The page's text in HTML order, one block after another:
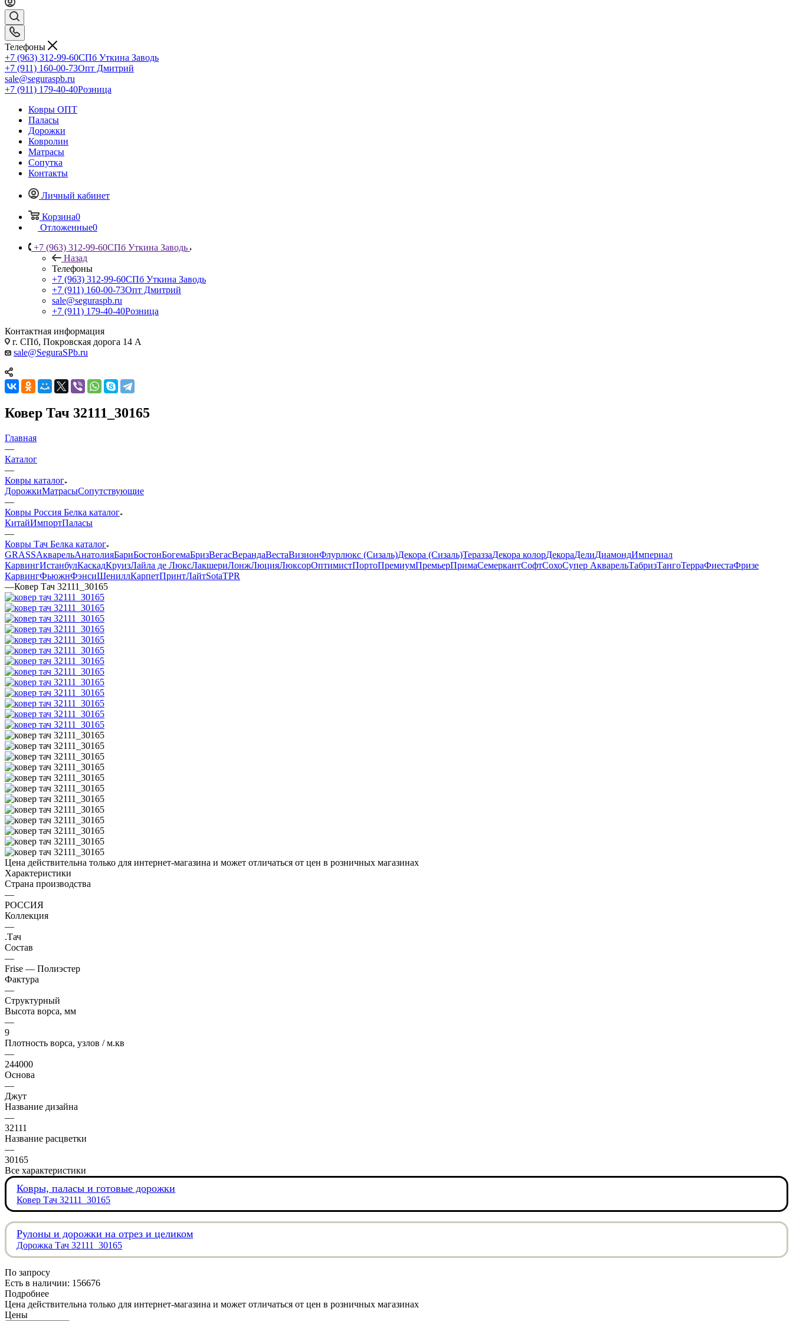
Телефоны
+7 (963) 312-99-60СПб Уткина Заводь
+7 (911) 160-00-73Опт Дмитрий
sale@seguraspb.ru
+7 (911) 179-40-40Розница
Ковры ОПТ
Паласы
Дорожки
Ковролин
Матрасы
Сопутка
Контакты
Личный кабинет
Корзина0
Отложенные0
+7 (963) 312-99-60СПб Уткина Заводь
Назад
Телефоны
+7 (963) 312-99-60СПб Уткина Заводь
+7 (911) 160-00-73Опт Дмитрий
sale@seguraspb.ru
+7 (911) 179-40-40Розница
Контактная информация
г. СПб, Покровская дорога 14 А
sale@SeguraSPb.ru
Ковер Тач 32111_30165
Главная
—
Каталог
—
Ковры каталог
ДорожкиМатрасыСопутствующие
—
Ковры Россия Белка каталог
КитайИмпортПаласы
—
Ковры Тач Белка каталог
GRASSАкварельАнатолияБариБостонБогемаБризВегасВерандаВестаВизионФлурлюкс (Сизаль)Декора (Сизаль)ТераззаДекора колорДекораДелиДиамондИмпериал
КарвингИстанбулКаскадКруизЛайла де ЛюксЛакшериЛонжЛюцияЛюксорОптимистПортоПремиумПремьерПримаСемеркантСофтСохоСупер АкварельТабризТангоТерраФиестаФризе
КарвингФьюжнФэнсиШениллКарпетПринтЛайтSotaTPR
—Ковер Тач 32111_30165
Цена действительна только для интернет-магазина и может отличаться от цен в розничных магазинах
Характеристики
Страна производства
—
РОССИЯ
Коллекция
—
.Тач
Состав
—
Frise — Полиэстер
Фактура
—
Структурный
Высота ворса, мм
—
9
Плотность ворса, узлов / м.кв
—
244000
Основа
—
Джут
Название дизайна
—
32111
Название расцветки
—
30165
Все характеристики
Ковры, паласы и готовые дорожки
Ковер Тач 32111_30165
Рулоны и дорожки на отрез и целиком
Дорожка Тач 32111_30165
По запросу
Есть в наличии: 156676
Подробнее
Цена действительна только для интернет-магазина и может отличаться от цен в розничных магазинах
Цены